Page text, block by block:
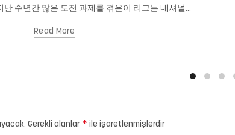
난 수년간 많은 도전 과제를 겪은이 리그는 내셔널...
Read More
Gerekli alanlar * ile işaretlenmişlerdir